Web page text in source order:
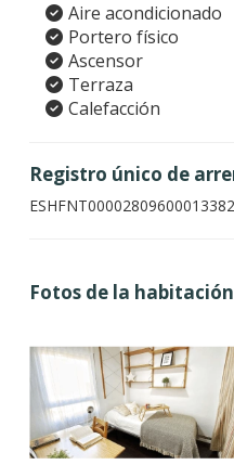
Aire acondicionado
Portero físico
Ascensor
Terraza
Calefacción
Registro único de
Fotos de la habitación